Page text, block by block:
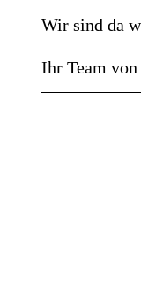
Wir sind da
Ihr Team